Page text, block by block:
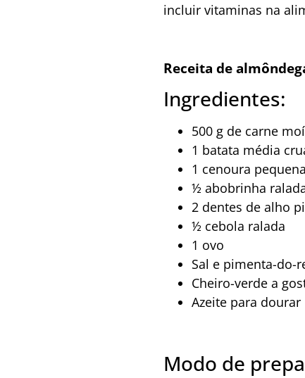
incluir vitaminas na
Receita de
Ingredientes:
500 g de carne
1 batata média
1 cenoura
½ abobrinha
2 dentes de alho
½ cebola ralada
1 ovo
Sal e pimenta-do-
Cheiro-verde a
Azeite para dourar
Modo de